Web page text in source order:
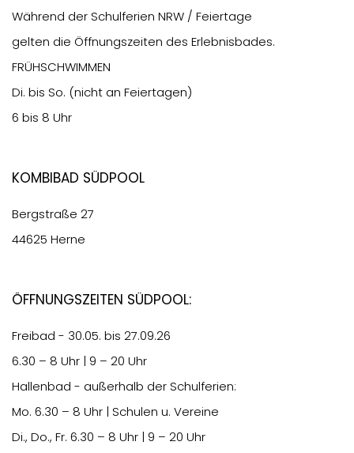
Während der Schulferien NRW / Feiertage
gelten die Öffnungszeiten des Erlebnisbades.
FRÜHSCHWIMMEN
Di. bis So. (nicht an Feiertagen)
6 bis 8 Uhr
Kombibad Südpool
Bergstraße 27
44625 Herne
Öffnungszeiten Südpool:
Freibad - 30.05. bis 27.09.26
6.30 – 8 Uhr | 9 – 20 Uhr
Hallenbad - außerhalb der Schulferien:
Mo. 6.30 – 8 Uhr | Schulen u. Vereine
Di., Do., Fr. 6.30 – 8 Uhr | 9 – 20 Uhr